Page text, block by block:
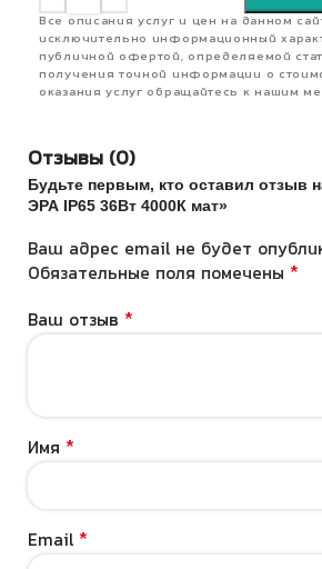
Все описания услуг и цен на данном
исключительно информационный
публичной офертой, определяемой
получения точной информации о
оказания услуг обращайтесь к нашим
Отзывы (0)
Будьте первым, кто оставил отзыв
ЭРА IP65 36Вт 4000К мат»
Ваш адрес email не будет
Обязательные поля помечены *
Ваш отзыв *
Имя *
Email *